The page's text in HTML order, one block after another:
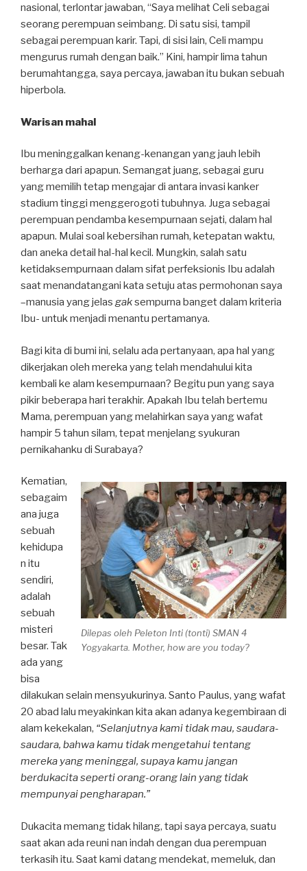
nasional, terlontar jawaban, “Saya melihat Celi sebagai
seorang perempuan seimbang. Di satu sisi, tampil
sebagai perempuan karir. Tapi, di sisi lain, Celi mampu
mengurus rumah dengan baik.” Kini, hampir lima tahun
berumahtangga, saya percaya, jawaban itu bukan sebuah
hiperbola.
Warisan mahal
Ibu meninggalkan kenang-kenangan yang jauh lebih
berharga dari apapun. Semangat juang, sebagai guru
yang memilih tetap mengajar di antara invasi kanker
stadium tinggi menggerogoti tubuhnya. Juga sebagai
perempuan pendamba kesempurnaan sejati, dalam hal
apapun. Mulai soal kebersihan rumah, ketepatan waktu,
dan aneka detail hal-hal kecil. Mungkin, salah satu
ketidaksempurnaan dalam sifat perfeksionis Ibu adalah
saat menandatangani kata setuju atas permohonan saya
–manusia yang jelas gaksempurna banget dalam kriteria
Ibu- untuk menjadi menantu pertamanya.
Bagi kita di bumi ini, selalu ada pertanyaan, apa hal yang
dikerjakan oleh mereka yang telah mendahului kita
kembali ke alam kesempurnaan? Begitu pun yang saya
pikir beberapa hari terakhir. Apakah Ibu telah bertemu
Mama, perempuan yang melahirkan saya yang wafat
hampir 5 tahun silam, tepat menjelang syukuran
pernikahanku di Surabaya?
Dilepas oleh Peleton Inti (tonti) SMAN 4
Yogyakarta. Mother, how are you today?
Kematian,
sebagaim
ana juga
sebuah
kehidupa
n itu
sendiri,
adalah
sebuah
misteri
besar. Tak
ada yang
bisa
dilakukan selain mensyukurinya. Santo Paulus, yang wafat
20 abad lalu meyakinkan kita akan adanya kegembiraan di
alam kekekalan, “Selanjutnya kami tidak mau, saudara-
saudara, bahwa kamu tidak mengetahui tentang
mereka yang meninggal, supaya kamu jangan
berdukacita seperti orang-orang lain yang tidak
mempunyai pengharapan.”
Dukacita memang tidak hilang, tapi saya percaya, suatu
saat akan ada reuni nan indah dengan dua perempuan
terkasih itu. Saat kami datang mendekat, memeluk, dan